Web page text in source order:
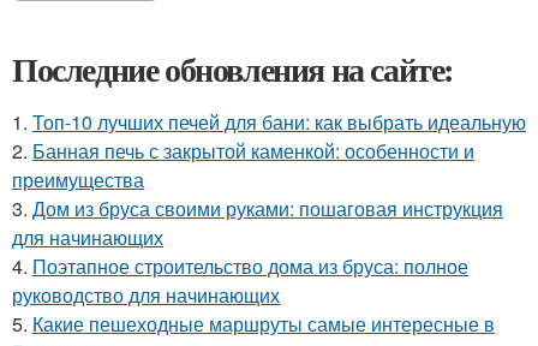
Последние обновления на сайте:
1. Топ-10 лучших печей для бани: как выбрать идеальную
2. Банная печь с закрытой каменкой: особенности и
преимущества
3. Дом из бруса своими руками: пошаговая инструкция
для начинающих
4. Поэтапное строительство дома из бруса: полное
руководство для начинающих
5. Какие пешеходные маршруты самые интересные в